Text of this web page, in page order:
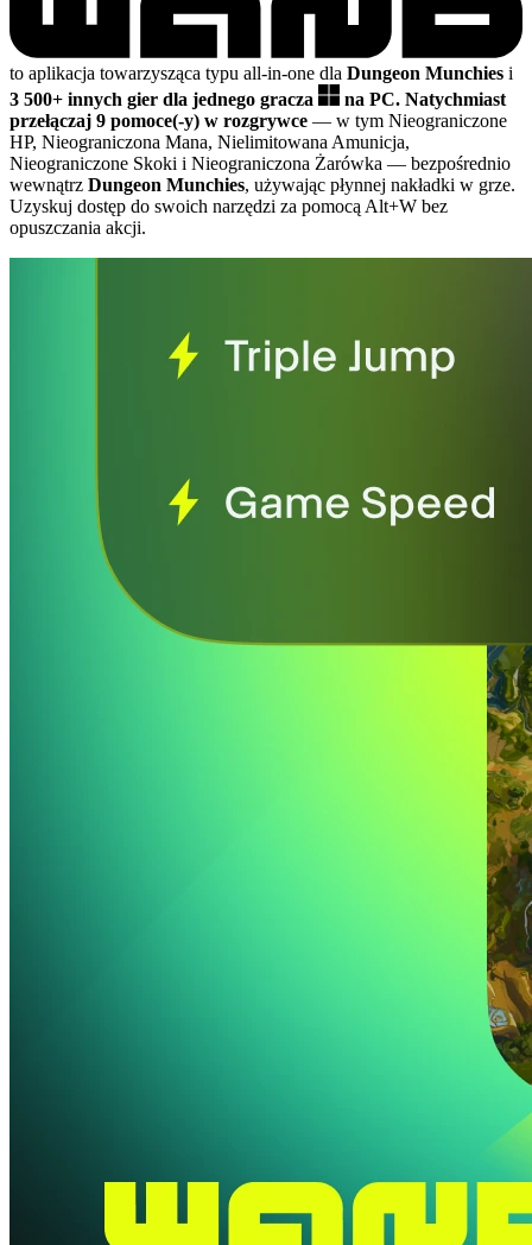
to aplikacja towarzysząca typu all-in-one dla Dungeon Munchies i
3 500+ innych gier dla jednego gracza
na PC. Natychmiast
przełączaj 9 pomoce(-y) w rozgrywce — w tym Nieograniczone
HP, Nieograniczona Mana, Nielimitowana Amunicja,
Nieograniczone Skoki i Nieograniczona Żarówka — bezpośrednio
wewnątrz Dungeon Munchies, używając płynnej nakładki w grze.
Uzyskuj dostęp do swoich narzędzi za pomocą Alt+W bez
opuszczania akcji.